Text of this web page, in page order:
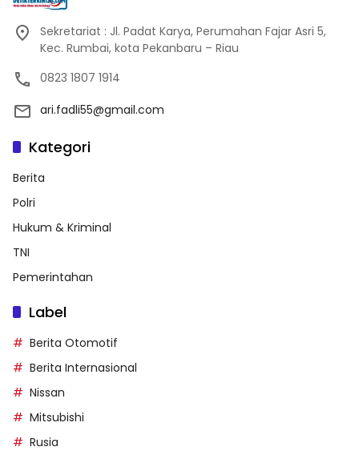
Sekretariat : Jl. Padat Karya, Perumahan Fajar Asri 5,
Kec. Rumbai, kota Pekanbaru – Riau
0823 1807 1914
ari.fadli55@gmail.com
Kategori
Berita
Polri
Hukum & Kriminal
TNI
Pemerintahan
Label
Berita Otomotif
Berita Internasional
Nissan
Mitsubishi
Rusia